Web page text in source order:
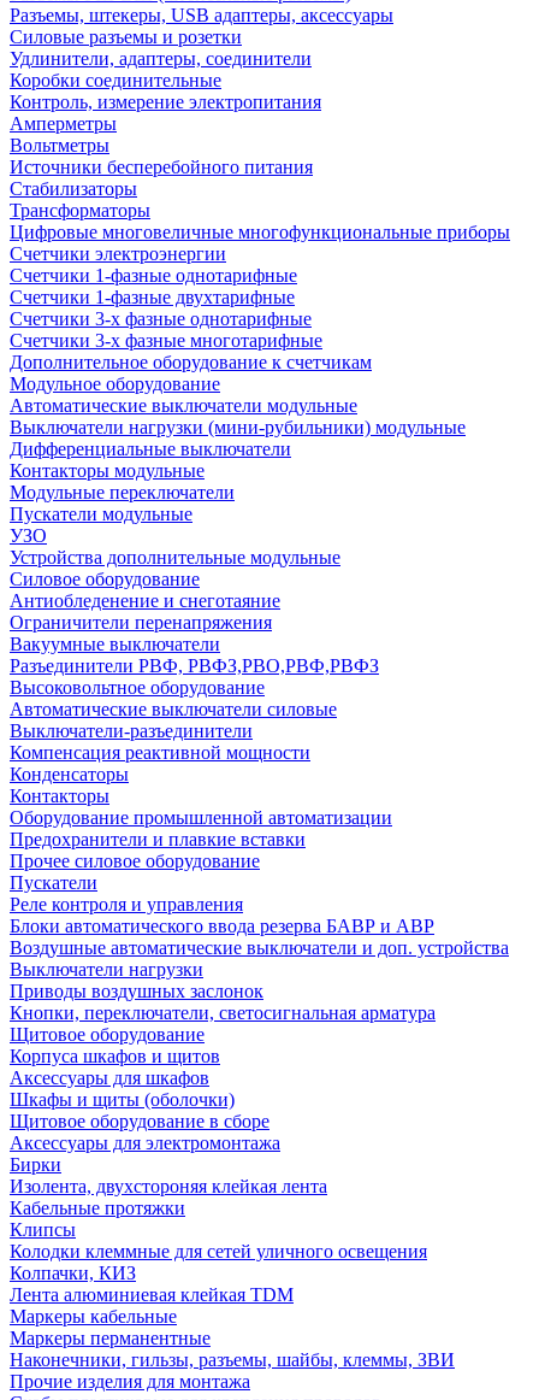
Разъемы, штекеры, USB адаптеры, аксессуары
Силовые разъемы и розетки
Удлинители, адаптеры, соединители
Коробки соединительные
Контроль, измерение электропитания
Амперметры
Вольтметры
Источники бесперебойного питания
Стабилизаторы
Трансформаторы
Цифровые многовеличные многофункциональные приборы
Счетчики электроэнергии
Счетчики 1-фазные однотарифные
Счетчики 1-фазные двухтарифные
Счетчики 3-х фазные однотарифные
Счетчики 3-х фазные многотарифные
Дополнительное оборудование к счетчикам
Модульное оборудование
Автоматические выключатели модульные
Выключатели нагрузки (мини-рубильники) модульные
Дифференциальные выключатели
Контакторы модульные
Модульные переключатели
Пускатели модульные
УЗО
Устройства дополнительные модульные
Силовое оборудование
Антиобледенение и снеготаяние
Ограничители перенапряжения
Вакуумные выключатели
Разъединители РВФ, РВФЗ,РВО,РВФ,РВФЗ
Высоковольтное оборудование
Автоматические выключатели cиловые
Выключатели-разъединители
Компенсация реактивной мощности
Конденсаторы
Контакторы
Оборудование промышленной автоматизации
Предохранители и плавкие вставки
Прочее силовое оборудование
Пускатели
Реле контроля и управления
Блоки автоматического ввода резерва БАВР и АВР
Воздушные автоматические выключатели и доп. устройства
Выключатели нагрузки
Приводы воздушных заслонок
Кнопки, переключатели, светосигнальная арматура
Щитовое оборудование
Корпуса шкафов и щитов
Аксессуары для шкафов
Шкафы и щиты (оболочки)
Щитовое оборудование в сборе
Аксессуары для электромонтажа
Бирки
Изолента, двухстороняя клейкая лента
Кабельные протяжки
Клипсы
Колодки клеммные для сетей уличного освещения
Колпачки, КИЗ
Лента алюминиевая клейкая TDM
Маркеры кабельные
Маркеры перманентные
Наконечники, гильзы, разъемы, шайбы, клеммы, ЗВИ
Прочие изделия для монтажа